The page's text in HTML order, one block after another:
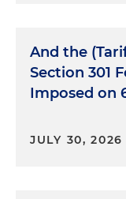
And the
Section 301
Imposed on
JULY 30, 2026